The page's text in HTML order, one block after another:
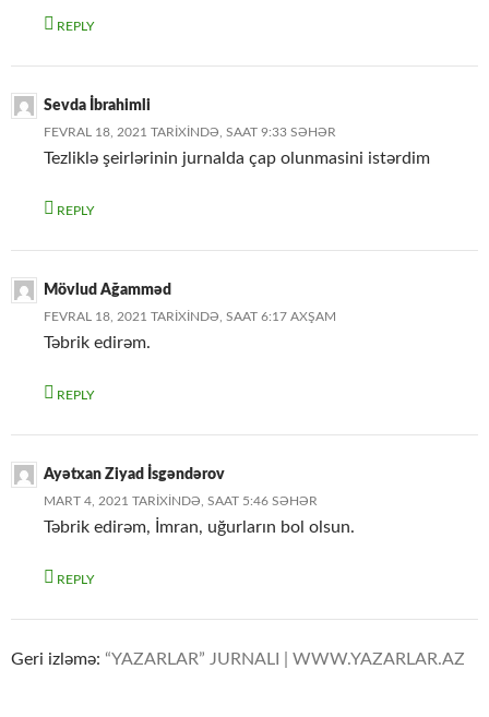
REPLY
Sevda İbrahimli
FEVRAL 18, 2021 TARIXINDƏ, SAAT 9:33 SƏHƏR
Tezliklə şeirlərinin jurnalda çap olunmasini istərdim
REPLY
Mövlud Ağamməd
FEVRAL 18, 2021 TARIXINDƏ, SAAT 6:17 AXŞAM
Təbrik edirəm.
REPLY
Ayətxan Ziyad İsgəndərov
MART 4, 2021 TARIXINDƏ, SAAT 5:46 SƏHƏR
Təbrik edirəm, İmran, uğurların bol olsun.
REPLY
Geri izləmə: “YAZARLAR” JURNALI | WWW.YAZARLAR.AZ